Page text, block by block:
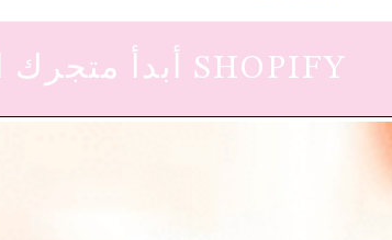
SHOPIFY أبدأ متجرك الآن مجاناً